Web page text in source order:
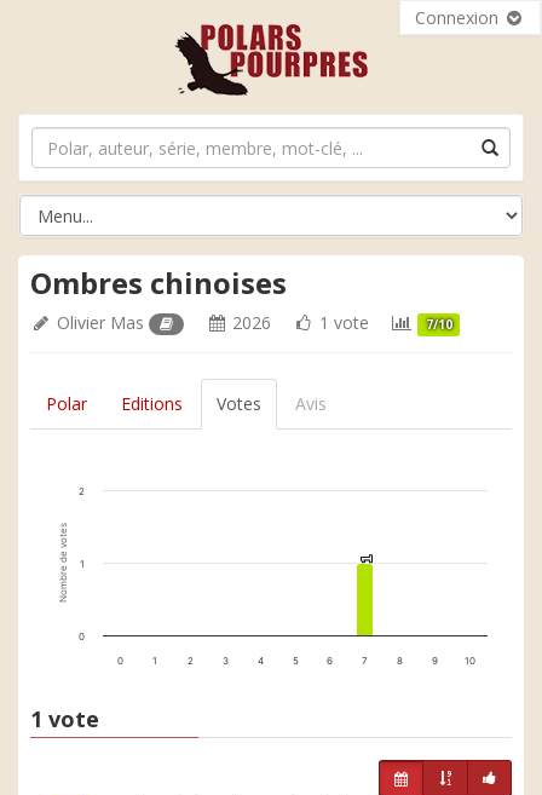
Connexion
Ombres chinoises
Olivier Mas 2026 1 vote 7/10
Polar Editions Votes Avis
Nombre de votes 1
1
0 1 2 3 4 5 6 7 8 9 10
0
1
2
1 vote